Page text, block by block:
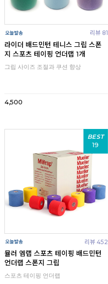
리뷰 81
라이더 배드민턴 테니스 그립 스폰
지 스포츠 테이핑 언더랩 1개
그립 사이즈 조절과 쿠션 향상
4,500
BEST
19
리뷰 452
뮬러 엠랩 스포츠 테이핑 배드민턴
언더랩 스폰지 그립
스포츠 테이핑 언더랩